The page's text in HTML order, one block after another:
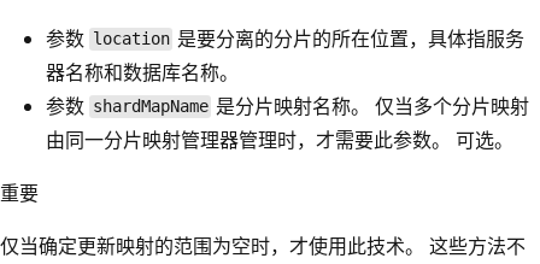
参数 location 是要分离的分片的所在位置，具体指服务
器名称和数据库名称。
参数 shardMapName 是分片映射名称。 仅当多个分片映射
由同一分片映射管理器管理时，才需要此参数。 可选。
重要
仅当确定更新映射的范围为空时，才使用此技术。 这些方法不